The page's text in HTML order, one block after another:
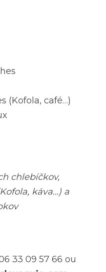
(Kofola, café…)
káva...) a
33 09 57 66 ou